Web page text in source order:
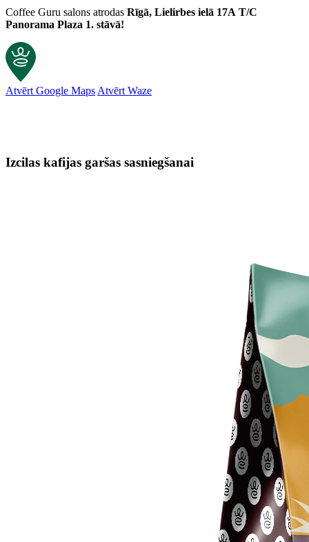
Coffee Guru salons atrodas Rīgā, Lielirbes ielā 17A T/C
Panorama Plaza 1. stāvā!
Atvērt Google Maps Atvērt Waze
Izcilas kafijas garšas sasniegšanai